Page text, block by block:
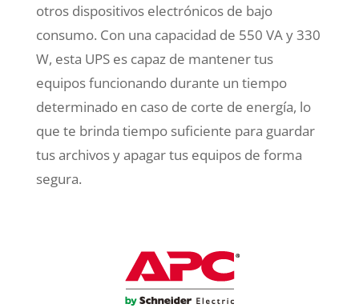
otros dispositivos electrónicos de bajo
consumo. Con una capacidad de 550 VA y 330
W, esta UPS es capaz de mantener tus
equipos funcionando durante un tiempo
determinado en caso de corte de energía, lo
que te brinda tiempo suficiente para guardar
tus archivos y apagar tus equipos de forma
segura.